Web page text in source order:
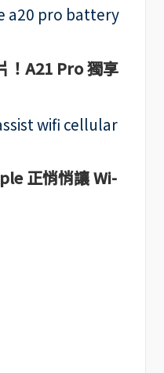
！A21 Pro 獨享
正悄悄讓 Wi-